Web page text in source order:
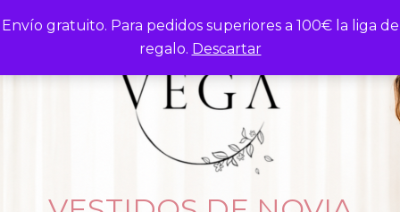
Envío gratuito. Para pedidos superiores a 100€ la liga de
regalo. Descartar
to